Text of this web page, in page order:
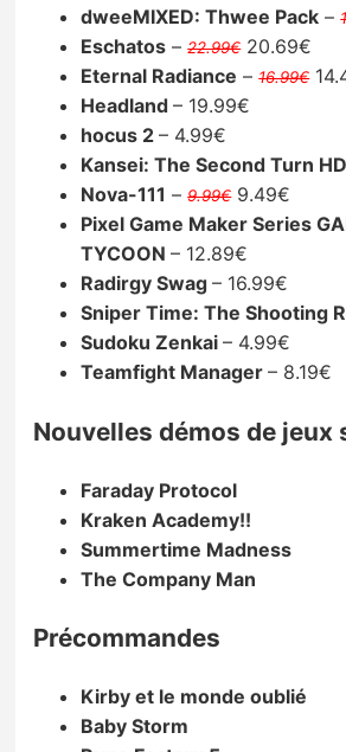
dweeMIXED: Thwee Pack –
Eschatos –22.99€20.69€
Eternal Radiance –16.99€
Headland– 19.99€
hocus 2– 4.99€
Kansei: The Second Turn HD
Nova-111 –9.99€9.49€
Pixel Game Maker Series
TYCOON– 12.89€
Radirgy Swag– 16.99€
Sniper Time: The Shooting
Sudoku Zenkai– 4.99€
Teamfight Manager– 8.19€
Nouvelles démos de jeux
Faraday Protocol
Kraken Academy!!
Summertime Madness
The Company Man
Précommandes
Kirby et le monde oublié
Baby Storm